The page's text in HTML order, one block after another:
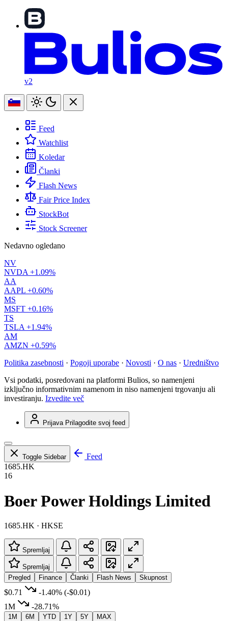
v2
Feed
Watchlist
Koledar
Članki
Flash News
Fair Price Index
StockBot
Stock Screener
Nedavno ogledano
NV
NVDA +1.09%
AA
AAPL +0.60%
MS
MSFT +0.16%
TS
TSLA +1.94%
AM
AMZN +0.59%
Politika zasebnosti · Pogoji uporabe · Novosti · O nas · Uredništvo
Vsi podatki, posredovani na platformi Bulios, so namenjeni
izključno informativnim namenom in niso namenjeni trgovanju ali
investiranju. Izvedite več
Prijava Prilagodite svoj feed
Toggle Sidebar
Feed
1685.HK
16
Boer Power Holdings Limited
1685.HK · HKSE
Spremljaj
Spremljaj
Pregled
Finance Članki Flash News Skupnost
$0.71 -1.40% (-$0.01)
1M
-28.71%
1M 6M YTD 1Y 5Y MAX